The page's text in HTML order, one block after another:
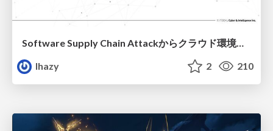
lhazy
2 210